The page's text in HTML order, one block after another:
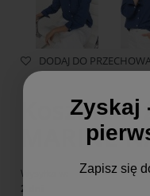
DODAJ DO
Koszula
MARINE
Wysyłka w:
2 dni
Zyskaj
Zapisz się